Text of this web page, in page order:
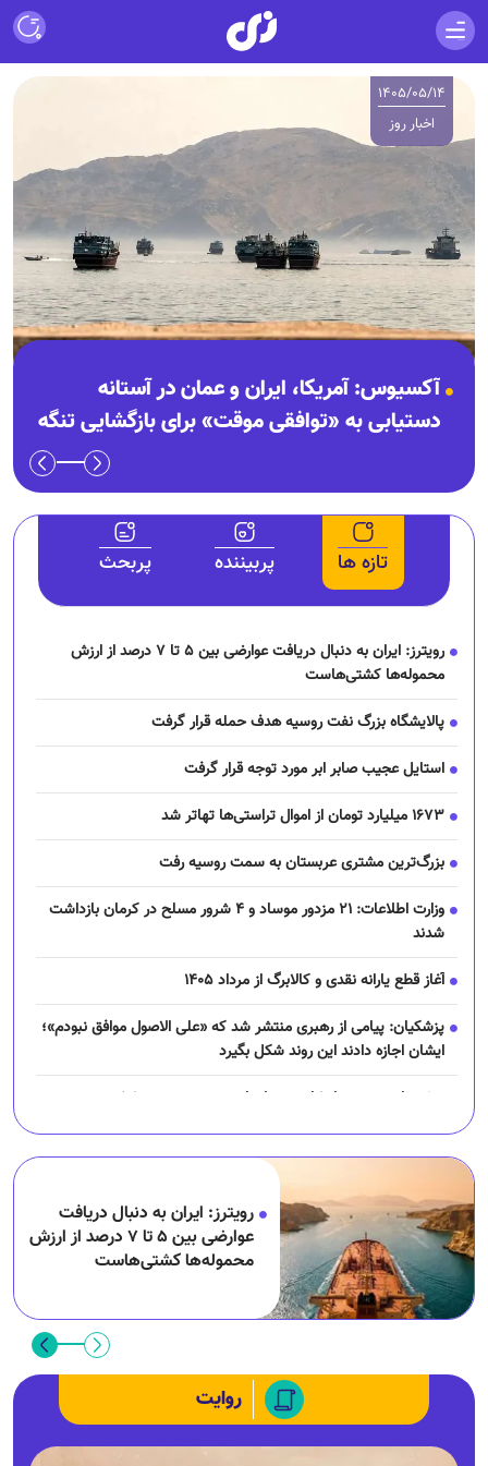
۱۴۰۵/۰۵/۱۴
اخبار روز
آکسیوس: آمریکا، ایران و عمان در آستانه
دستیابی به «توافقی موقت» برای بازگشایی تنگه
تازه ها پربیننده پربحث
رویترز: ایران به دنبال دریافت عوارضی بین ۵ تا ۷ درصد از ارزش
محموله‌ها کشتی‌هاست
پالایشگاه بزرگ نفت روسیه هدف حمله قرار گرفت
استایل عجیب صابر ابر مورد توجه قرار گرفت
۱۶۷۳ میلیارد تومان از اموال تراستی‌ها تهاتر شد
بزرگ‌ترین مشتری عربستان به سمت روسیه رفت
وزارت اطلاعات: ۲۱ مزدور موساد و ۴ شرور مسلح در کرمان بازداشت
شدند
آغاز قطع یارانه نقدی و کالابرگ از مرداد ۱۴۰۵
پزشکیان: پیامی از رهبری منتشر شد که «علی الاصول موافق نبودم»؛
ایشان اجازه دادند این روند شکل بگیرد
توضیحات سحر دولتشاهی درباره استوری چند روز پیشش
ادعای ترامپ درباره ایران: در حال گفت‌و‌گو هستیم؛ باید ببینیم چه
اتفاقی می‌افتد؛ ترجیح می‌دهم به یک توافق برسیم
بریتانیا: صدای دو انفجار از یک نفتکش هنگام عبور از تنگه هرمز در
نزدیکی عمان شنیده شد
تمرین مجریان صداوسیما برای اعلام خبر کشته شدن ترامپ! + ویدئو
روحانی: عده‌ای می‌خواستند برای سخنرانی امام زمان در تهران جایگاه
بسازند!
رویترز: ایران به دنبال دریافت
عوارضی بین ۵ تا ۷ درصد از ارزش
محموله‌ها کشتی‌هاست
روایت